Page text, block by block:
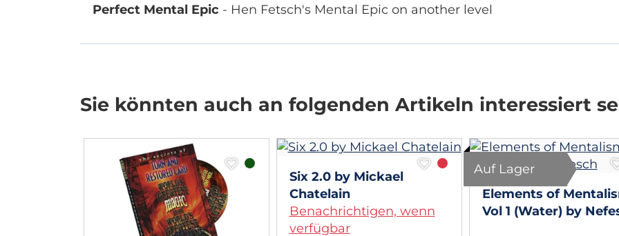
Perfect Mental Epic - Hen Fetsch's Mental Epic on another level
Sie könnten auch an folgenden Artikeln interessiert
Six 2.0 by Mickael
Chatelain
Benachrichtigen, wenn
verfügbar
Auf Lager
Elements of
Vol 1 (Water) by